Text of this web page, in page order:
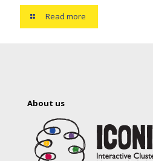
Read more
About us